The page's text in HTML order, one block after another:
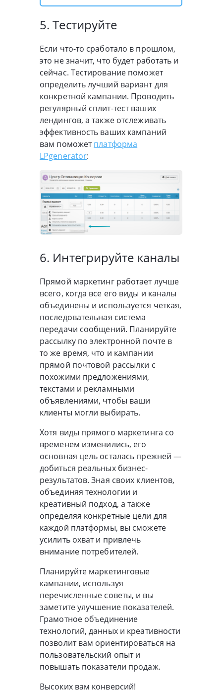
5. Тестируйте
Если что-то сработало в прошлом,
это не значит, что будет работать и
сейчас. Тестирование поможет
определить лучший вариант для
конкретной кампании. Проводить
регулярный сплит-тест ваших
лендингов, а также отслеживать
эффективность ваших кампаний
вам поможетплатформа
LPgenerator:
6. Интегрируйте каналы
Прямой маркетинг работает лучше
всего, когда все его виды и каналы
объединены и используется четкая,
последовательная система
передачи сообщений. Планируйте
рассылку по электронной почте в
то же время, что и кампании
прямой почтовой рассылки с
похожими предложениями,
текстами и рекламными
объявлениями, чтобы ваши
клиенты могли выбирать.
Хотя виды прямого маркетинга со
временем изменились, его
основная цель осталась прежней —
добиться реальных бизнес-
результатов. Зная своих клиентов,
объединяя технологии и
креативный подход, а также
определяя конкретные цели для
каждой платформы, вы сможете
усилить охват и привлечь
внимание потребителей.
Планируйте маркетинговые
кампании, используя
перечисленные советы, и вы
заметите улучшение показателей.
Грамотное объединение
технологий, данных и креативности
позволит вам ориентироваться на
пользовательский опыт и
повышать показатели продаж.
Высоких вам конверсий!